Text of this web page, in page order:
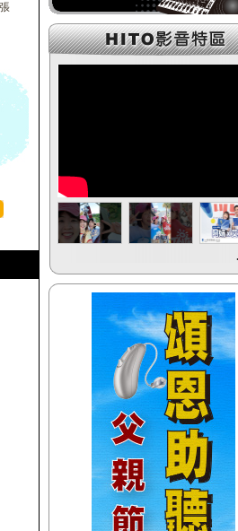
【HitFm正在進
(聯播)
(聯播)
HITO中文排行
Bryan
(聯播)耐玩DJ-Bryan
【HitFm正在進
(聯播)
HITO中文排行榜-
Bryan
【Next】
(聯播)耐玩DJ-Bryan
【HitFm正在進
(聯播)
HITO中文排行榜-
Bryan